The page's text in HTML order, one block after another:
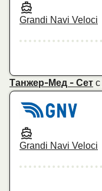
Grandi Navi Veloci
Танжер-Мед - Сет с
Grandi Navi Veloci